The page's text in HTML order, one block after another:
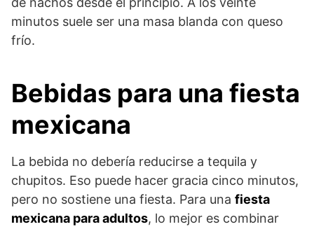
minutos suele ser una masa blanda con queso
frío.
Bebidas para una fiesta
mexicana
La bebida no debería reducirse a tequila y
chupitos. Eso puede hacer gracia cinco minutos,
pero no sostiene una fiesta. Para una fiesta
mexicana para adultos, lo mejor es combinar